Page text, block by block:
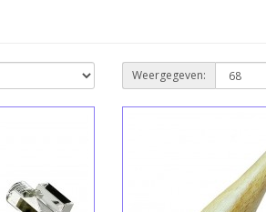
Weergegeven: